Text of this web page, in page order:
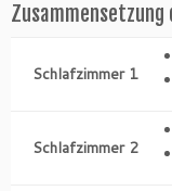
Schlafzimmer 1
Schlafzimmer 2